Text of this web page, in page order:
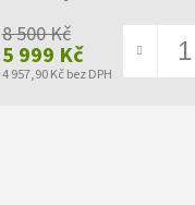
8 500 Kč
5 999 Kč
4 957,90 Kč bez DPH